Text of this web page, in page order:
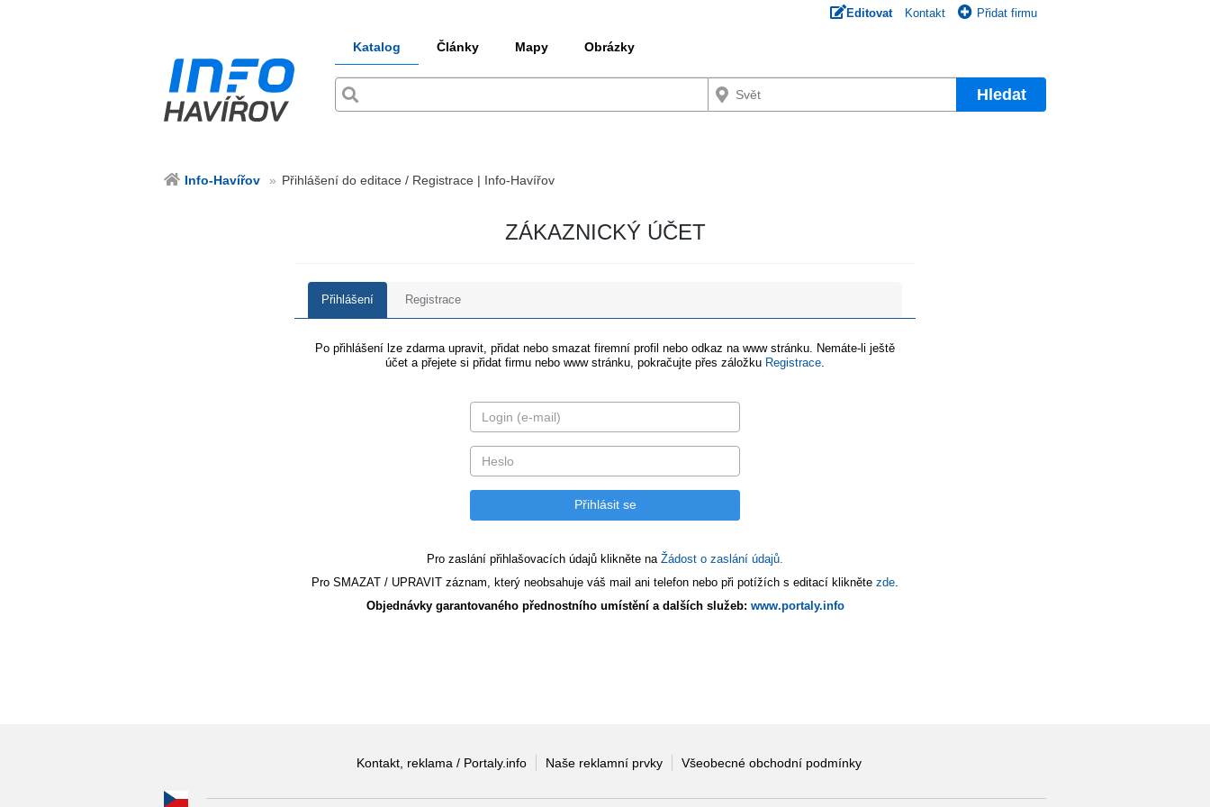
Editovat Kontakt Přidat firmu
Katalog Články Mapy Obrázky
Hledat
Info-Havířov Přihlášení do editace / Registrace | Info-Havířov
ZÁKAZNICKÝ ÚČET
Přihlášení Registrace
Po přihlášení lze zdarma upravit, přidat nebo smazat firemní profil nebo odkaz na www stránku. Nemáte-li ještě
účet a přejete si přidat firmu nebo www stránku, pokračujte přes záložku Registrace
Pro zaslání přihlašovacích údajů klikněte na Žádost o zaslání údajů.
Pro SMAZAT / UPRAVIT záznam, který neobsahuje váš mail ani telefon nebo při potížích s editací klikněte zde
Objednávky garantovaného přednostního umístění a dalších služeb: www.portaly.info
Kontakt, reklama / Portaly.info Naše reklamní prvky Všeobecné obchodní podmínky